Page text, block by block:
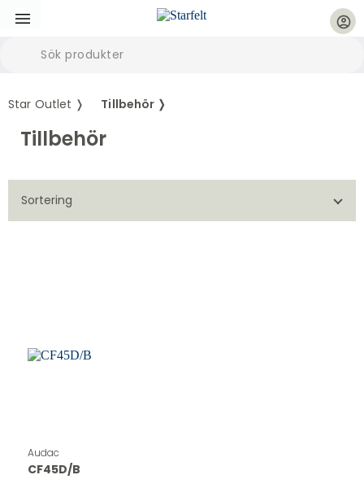
account_circle
Star Outlet ❭ Tillbehör ❭
Tillbehör
Sortering
Audac
CF45D/B